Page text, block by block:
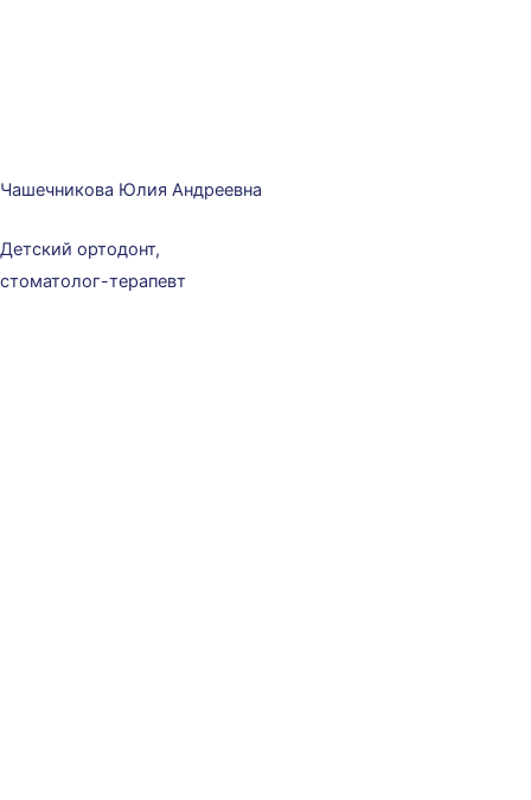
Чашечникова Юлия Андреевна
Детский ортодонт,
стоматолог-терапевт